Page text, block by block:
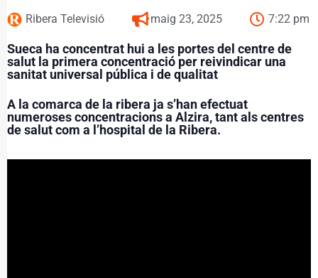
Ribera Televisió maig 23, 2025 7:22 pm
Sueca ha concentrat hui a les portes del centre de
salut la primera concentració per reivindicar una
sanitat universal pública i de qualitat
A la comarca de la ribera ja s’han efectuat
numeroses concentracions a Alzira, tant als centres
de salut com a l’hospital de la Ribera.